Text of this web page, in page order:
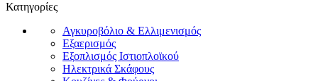
Κατηγορίες
Αγκυροβόλιο & Ελλιμενισμός
Εξαερισμός
Εξοπλισμός Ιστιοπλοϊκού
Ηλεκτρικά Σκάφους